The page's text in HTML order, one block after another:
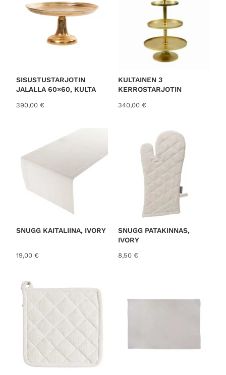
SISUSTUSTARJOTIN
JALALLA 60×60, KULTA
390,00 €
KULTAINEN 3
KERROSTARJOTIN
340,00 €
SNUGG KAITALIINA, IVORY
19,00 €
SNUGG PATAKINNAS,
IVORY
8,50 €